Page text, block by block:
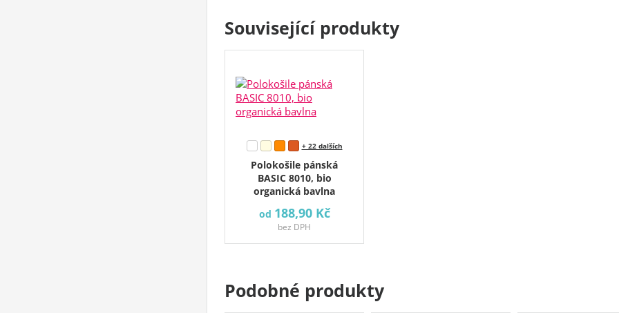
Související produkty
Polokošile pánská
BASIC 8010, bio
organická bavlna
+ 22 dalších
od 188,90 Kč
bez DPH
Podobné produkty